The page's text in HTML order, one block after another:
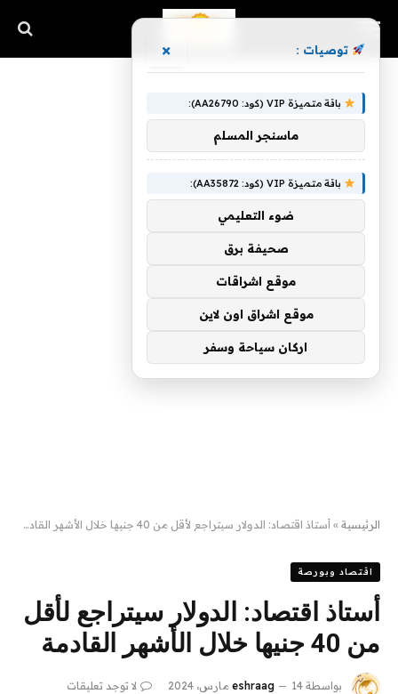
الرئيسية » أستاذ اقتصاد: الدولار سيتراجع لأقل من 40 جنيها خلال الأشهر القادمة
اقتصاد وبورصة
أستاذ اقتصاد: الدولار سيتراجع لأقل
من 40 جنيها خلال الأشهر القادمة
بواسطة eshraag 14 مارس، 2024
لا توجد تعليقات
توصيات : ×
باقة متميزة VIP (كود: AA26790):
ماسنجر المسلم
باقة متميزة VIP (كود: AA35872):
ضوء التعليمي
صحيفة برق
موقع اشراقات
موقع اشراق اون لاين
اركان سياحة وسفر